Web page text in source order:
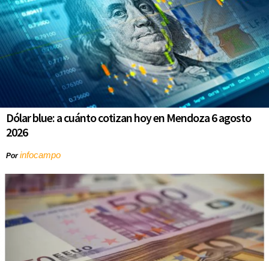
Dólar blue: a cuánto cotizan hoy en Mendoza 6 agosto
2026
Porinfocampo